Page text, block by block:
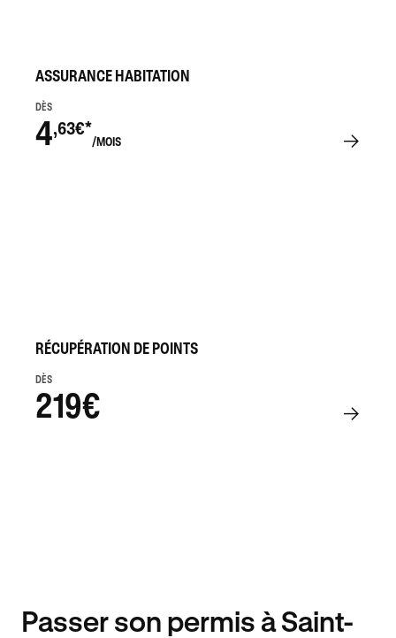
ASSURANCE HABITATION
DÈS
4,63€*
/MOIS
RÉCUPÉRATION DE POINTS
DÈS
219€
Passer son permis à Saint-